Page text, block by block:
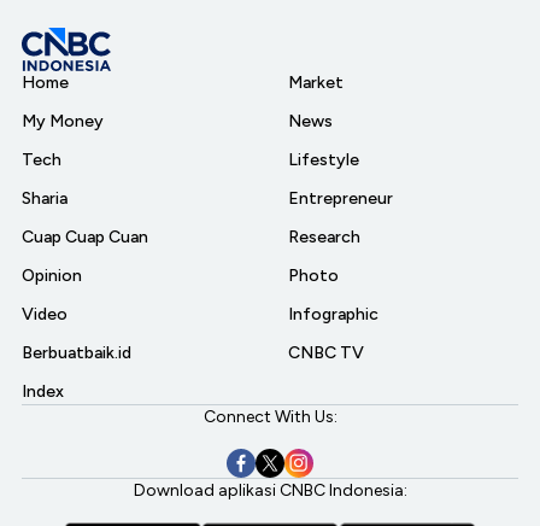
Home
My Money
Tech
Sharia
Cuap Cuap Cuan
Opinion
Video
Berbuatbaik.id
Index
Market
News
Lifestyle
Entrepreneur
Research
Photo
Infographic
CNBC TV
Connect With Us:
Download aplikasi CNBC Indonesia: